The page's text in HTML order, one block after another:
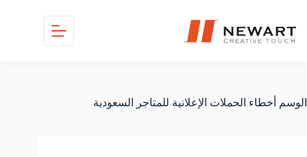
الوسم أخطاء الحملات الإعلانية للمتاجر السعودية